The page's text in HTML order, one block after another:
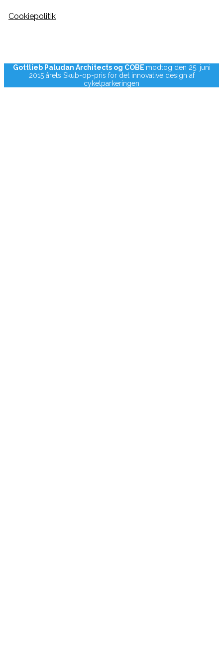
Cookiepolitik
Gottlieb Paludan Architects og COBE modtog den 25. juni
2015 årets Skub-op-pris for det innovative design af
cykelparkeringen